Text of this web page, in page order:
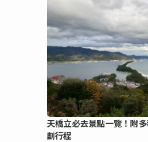
天橋立必去景點一覽！附
劃行程